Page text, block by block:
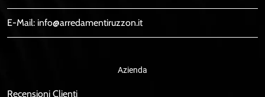
E-Mail: info@arredamentiruzzon.it
Azienda
Recensioni Clienti